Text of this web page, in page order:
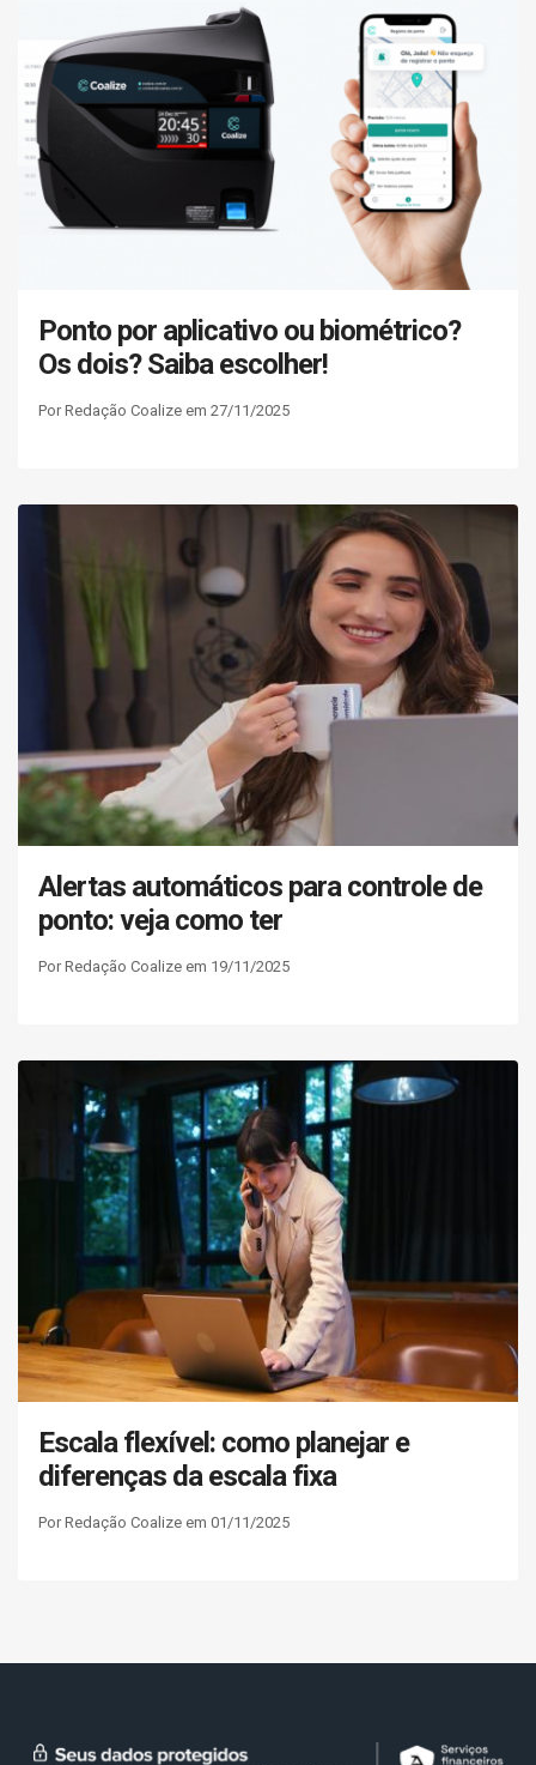
Ponto por aplicativo ou biométrico?
Os dois? Saiba escolher!
Por Redação Coalize em 27/11/2025
Alertas automáticos para controle de
ponto: veja como ter
Por Redação Coalize em 19/11/2025
Escala flexível: como planejar e
diferenças da escala fixa
Por Redação Coalize em 01/11/2025